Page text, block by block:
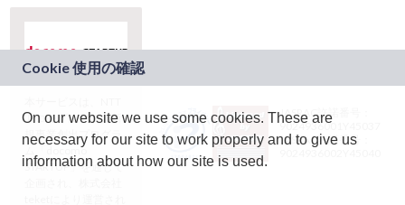
ドコモグループの新
規事業創出プログラ
ム「docomo
STARTUP」を通じて
JASRAC許諾番号：
9024936001Y45037
JASRAC許諾番号：
On our website we use some cookies. These are
necessary for our site to work properly and to give us
information about how our site is used.